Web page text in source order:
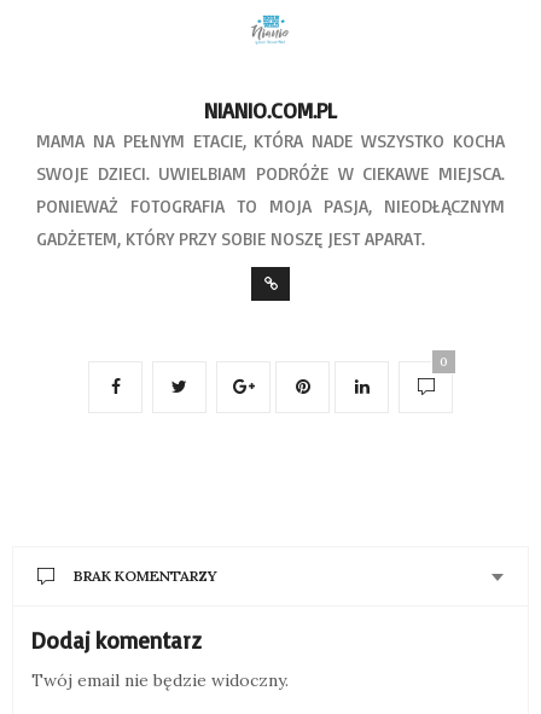
NIANIO.COM.PL
MAMA NA PEŁNYM ETACIE, KTÓRA NADE WSZYSTKO KOCHA
SWOJE DZIECI. UWIELBIAM PODRÓŻE W CIEKAWE MIEJSCA.
PONIEWAŻ FOTOGRAFIA TO MOJA PASJA, NIEODŁĄCZNYM
GADŻETEM, KTÓRY PRZY SOBIE NOSZĘ JEST APARAT.
0
BRAK KOMENTARZY
Dodaj komentarz
Twój email nie będzie widoczny.